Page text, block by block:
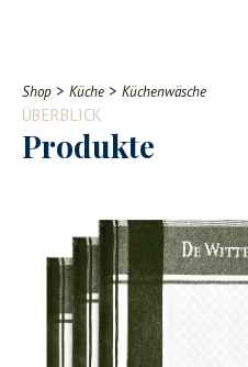
Contact
Shop > Küche > Küchenwäsche
ÜBERBLICK
Produkte